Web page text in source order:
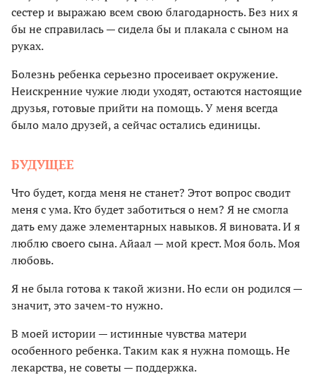
сестер и выражаю всем свою благодарность. Без них я
бы не справилась — сидела бы и плакала с сыном на
руках.
Болезнь ребенка серьезно просеивает окружение.
Неискренние чужие люди уходят, остаются настоящие
друзья, готовые прийти на помощь. У меня всегда
было мало друзей, а сейчас остались единицы.
БУДУЩЕЕ
Что будет, когда меня не станет? Этот вопрос сводит
меня с ума. Кто будет заботиться о нем? Я не смогла
дать ему даже элементарных навыков. Я виновата. И я
люблю своего сына. Айаал — мой крест. Моя боль. Моя
любовь.
Я не была готова к такой жизни. Но если он родился —
значит, это зачем-то нужно.
В моей истории — истинные чувства матери
особенного ребенка. Таким как я нужна помощь. Не
лекарства, не советы — поддержка.